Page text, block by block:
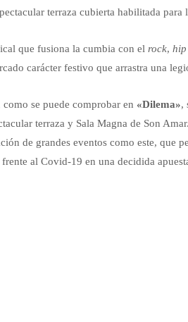
terraza cubierta habilitada para
que fusiona la cumbia con el rock, hip
carácter festivo que arrastra una
se puede comprobar en «Dilema»,
terraza y Sala Magna de Son
de grandes eventos como este, que
al Covid-19 en una decidida